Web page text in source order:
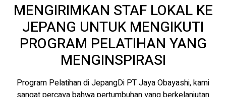
MENGIRIMKAN STAF LOKAL KE
JEPANG UNTUK MENGIKUTI
PROGRAM PELATIHAN YANG
MENGINSPIRASI
Program Pelatihan di JepangDi PT Jaya Obayashi, kami